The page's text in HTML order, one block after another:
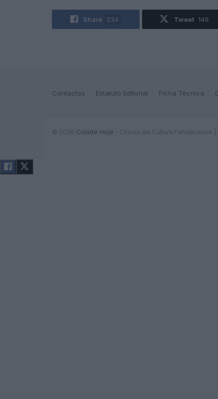
Share 234 Tweet 146
Contactos Estatuto Editorial Ficha Técnica
© 2026 Cidade Hoje - Circulo de Cultura Famalicense